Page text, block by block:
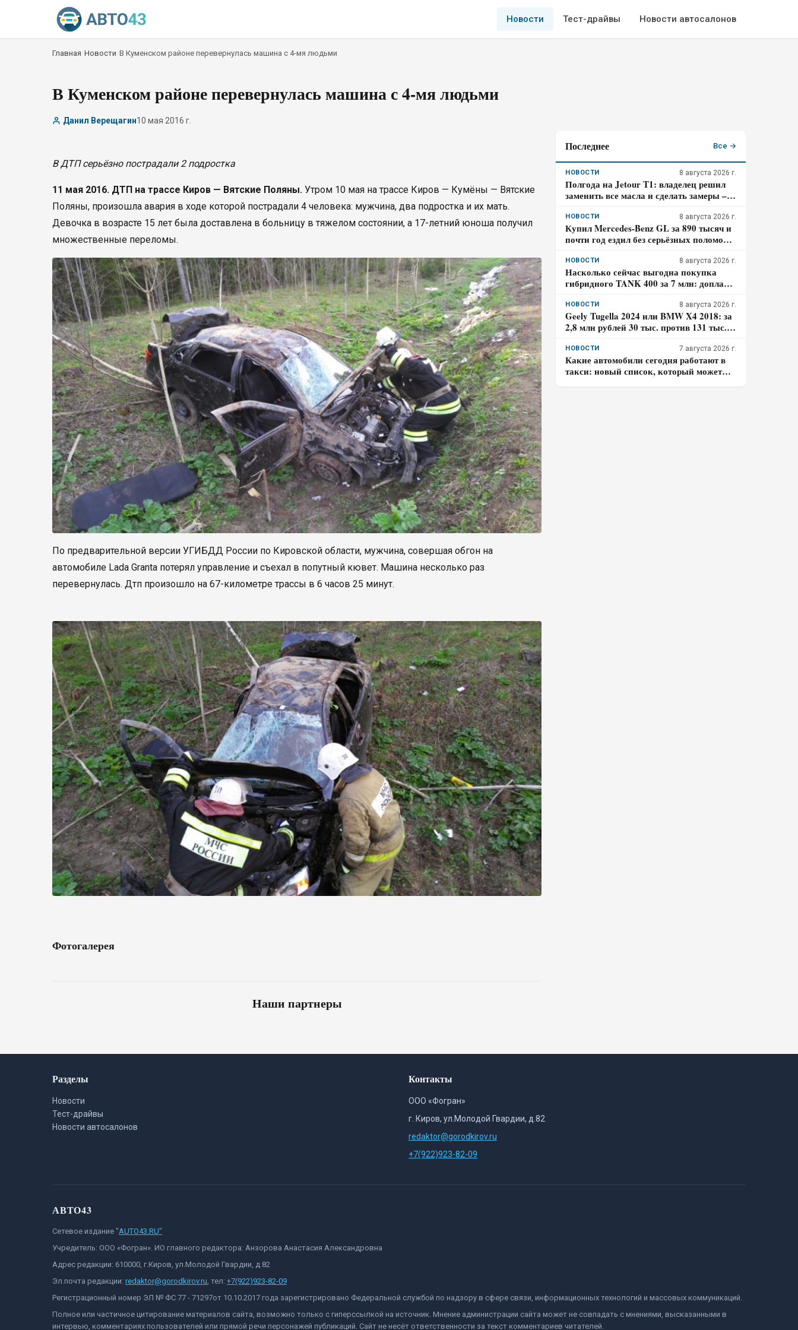
Новости Тест-драйвы Новости автосалонов
Главная Новости В Куменском районе перевернулась машина с 4-мя людьми
В Куменском районе перевернулась машина с 4-мя людьми
Данил Верещагин10 мая 2016 г.
В ДТП серьёзно пострадали 2 подростка
11 мая 2016. ДТП на трассе Киров — Вятские Поляны. Утром 10 мая на трассе Киров — Кумёны — Вятские
Поляны, произошла авария в ходе которой пострадали 4 человека: мужчина, два подростка и их мать.
Девочка в возрасте 15 лет была доставлена в больницу в тяжелом состоянии, а 17-летний юноша получил
множественные переломы.
По предварительной версии УГИБДД России по Кировской области, мужчина, совершая обгон на
автомобиле Lada Granta потерял управление и съехал в попутный кювет. Машина несколько раз
перевернулась. Дтп произошло на 67-километре трассы в 6 часов 25 минут.
Фотогалерея
Наши партнеры
Последнее Все →
НОВОСТИ 8 августа 2026 г.
Полгода на Jetour T1: владелец решил
заменить все масла и сделать замеры –
НОВОСТИ 8 августа 2026 г.
Купил Mercedes-Benz GL за 890 тысяч и
почти год ездил без серьёзных поломок:
отзыв владельца
НОВОСТИ 8 августа 2026 г.
Насколько сейчас выгодна покупка
гибридного TANK 400 за 7 млн: доплата
окупится в городе
НОВОСТИ 8 августа 2026 г.
Geely Tugella 2024 или BMW X4 2018: за
2,8 млн рублей 30 тыс. против 131 тыс.
года выше?
НОВОСТИ 7 августа 2026 г.
Какие автомобили сегодня работают в
такси: новый список, который может
Разделы
Новости
Тест-драйвы
Новости автосалонов
Контакты
ООО «Фогран»
г. Киров, ул.Молодой Гвардии, д.82
redaktor@gorodkirov.ru
+7(922)923-82-09
АВТО43
Сетевое издание "AUTO43.RU"
Учредитель: ООО «Фогран». ИО главного редактора: Анзорова Анастасия Александровна
Адрес редакции: 610000, г.Киров, ул.Молодой Гвардии, д.82
Эл.почта редакции: redaktor@gorodkirov.ru, тел: +7(922)923-82-09
Регистрационный номер ЭЛ № ФС 77 - 71297от 10.10.2017 года зарегистрировано Федеральной службой по надзору в сфере связи, информационных технологий и массовых коммуникаций.
Полное или частичное цитирование материалов сайта, возможно только с гиперссылкой на источник. Мнение администрации сайта может не совпадать с мнениями, высказанными в
интервью, комментариях пользователей или прямой речи персонажей публикаций. Сайт не несёт ответственности за текст комментариев читателей.